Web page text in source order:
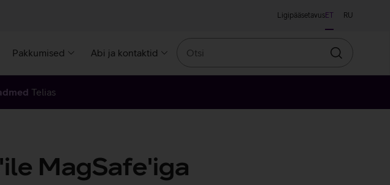
LigipääsetavusET RU
Pakkumised Abi ja kontaktid
Otsin
Telias
MagSafe'iga